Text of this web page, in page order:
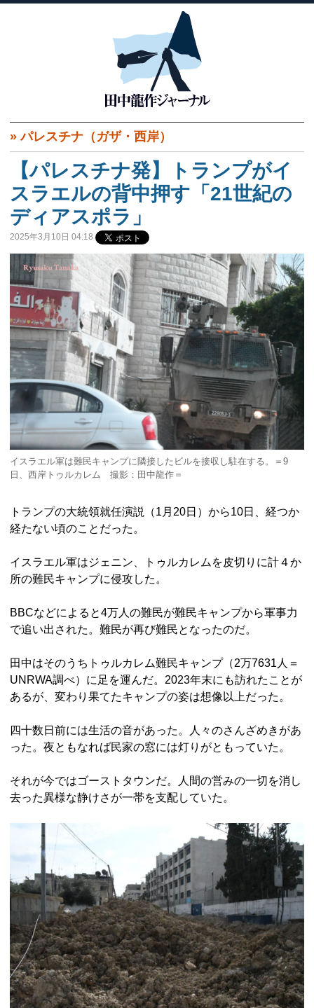
»パレスチナ（ガザ・西岸）
【パレスチナ発】トランプがイ
スラエルの背中押す「21世紀の
ディアスポラ」
2025年3月10日 04:18
イスラエル軍は難民キャンプに隣接したビルを接収し駐在する。＝9
日、西岸トゥルカレム 撮影：田中龍作＝
トランプの大統領就任演説（1月20日）から10日、経つか
経たない頃のことだった。
イスラエル軍はジェニン、トゥルカレムを皮切りに計４か
所の難民キャンプに侵攻した。
BBCなどによると4万人の難民が難民キャンプから軍事力
で追い出された。難民が再び難民となったのだ。
田中はそのうちトゥルカレム難民キャンプ（2万7631人＝
UNRWA調べ）に足を運んだ。2023年末にも訪れたことが
あるが、変わり果てたキャンプの姿は想像以上だった。
四十数日前には生活の音があった。人々のさんざめきがあ
った。夜ともなれば民家の窓には灯りがともっていた。
それが今ではゴーストタウンだ。人間の営みの一切を消し
去った異様な静けさが一帯を支配していた。